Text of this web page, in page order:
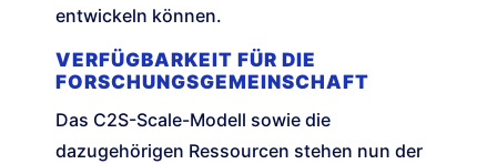
entwickeln können.
VERFÜGBARKEIT FÜR DIE
FORSCHUNGSGEMEINSCHAFT
Das C2S-Scale-Modell sowie die
dazugehörigen Ressourcen stehen nun der